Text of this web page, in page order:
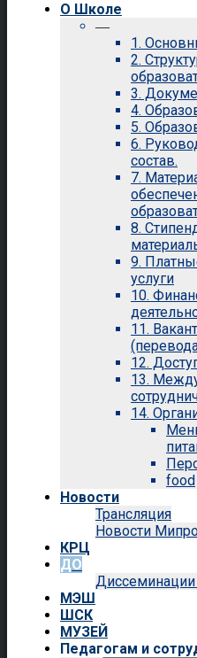
О Школе
—
1.
2.
3.
4.
5.
6.
состав.
7.
8.
9.
услуги
10.
11.
12.
13.
14.
food
Новости
Трансляция
Новости
КРЦ
ДО
МЭШ
ШСК
МУЗЕЙ
Педагогам и